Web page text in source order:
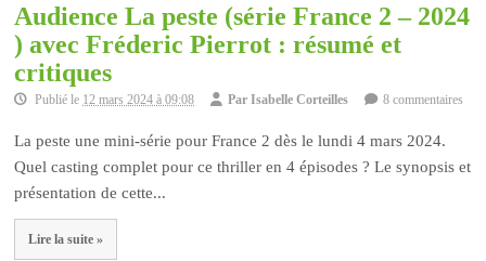
Audience La peste (série France 2 – 2024
) avec Fréderic Pierrot : résumé et
critiques
Publié le 12 mars 2024 à 09:08 ParIsabelle Corteilles 8 commentaires
La peste une mini-série pour France 2 dès le lundi 4 mars 2024.
Quel casting complet pour ce thriller en 4 épisodes ? Le synopsis et
présentation de cette...
Lire la suite »